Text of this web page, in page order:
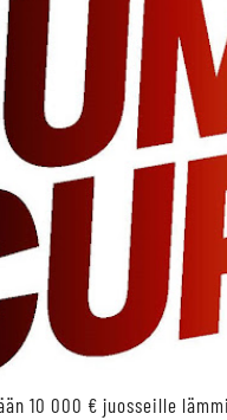
10 000 € juosseille